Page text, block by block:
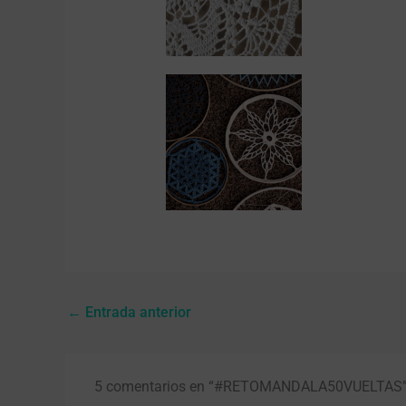
← Entrada anterior
5 comentarios en